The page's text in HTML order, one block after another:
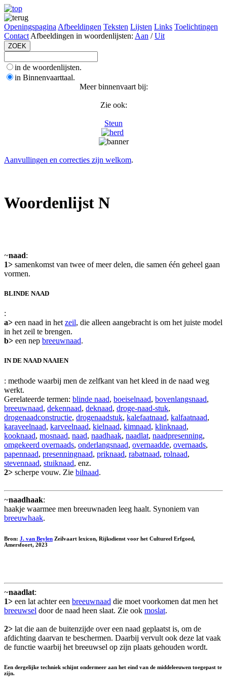
Openingspagina Afbeeldingen Teksten Lijsten Links Toelichtingen
Contact Afbeeldingen in woordenlijsten: Aan /Uit
in de woordenlijsten.
in Binnenvaarttaal.
Meer binnenvaart bij:
Zie ook:
Steun
Aanvullingen en correcties zijn welkom.
Woordenlijst N
~naad:
1> samenkomst van twee of meer delen, die samen één geheel gaan
vormen.
BLINDE NAAD
:
a> een naad in het zeil, die alleen aangebracht is om het juiste model
in het zeil te brengen.
b> een nep breeuwnaad.
IN DE NAAD NAAIEN
: methode waarbij men de zelfkant van het kleed in de naad weg
werkt.
Gerelateerde termen: blinde naad, boeiselnaad, bovenlangsnaad,
breeuwnaad, dekennaad, deknaad, droge-naad-stuk,
drogenaadconstructie, drogenaadstuk, kalefaatnaad, kalfaatnaad,
karaveelnaad, karveelnaad, kielnaad, kimnaad, klinknaad,
kooknaad, mosnaad, naad, naadhaak, naadlat, naadpresenning,
omgekeerd overnaads, onderlangsnaad, overnaadde, overnaads,
papennaad, presenningnaad, priknaad, rabatnaad, rolnaad,
stevennaad, stuiknaad, enz.
2> scherpe vouw. Zie bilnaad.
~naadhaak:
haakje waarmee men breeuwnaden leeg haalt. Synoniem van
breeuwhaak.
Bron: J. van Beylen Zeilvaart lexicon, Rijksdienst voor het Cultureel Erfgoed,
Amersfoort, 2023
~naadlat:
1> een lat achter een breeuwnaad die moet voorkomen dat men het
breeuwsel door de naad heen slaat. Zie ook moslat.
2> lat die aan de buitenzijde over een naad geplaatst is, om de
afdichting daarvan te beschermen. Daarbij vervult ook deze lat vaak
de functie waarbij het breeuwsel op zijn plaats gehouden wordt.
Een dergelijke techniek schijnt ondermeer aan het eind van de middeleeuwen toegepast te
zijn.